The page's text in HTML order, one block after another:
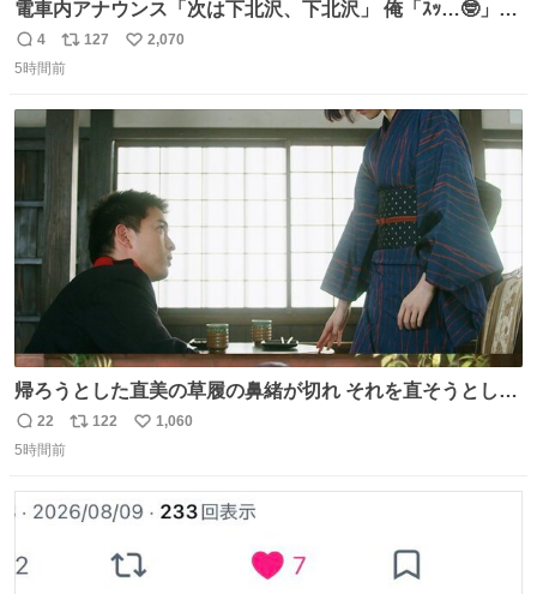
電車内アナウンス「次は下北沢、下北沢」 俺「ｽｯ…🤓」
(立ち上がる) 周りの乗客「(やっぱりな……)」
返
信
4
リ
ポ
ト
数
127
い
数
2,070
5時間前
帰ろうとした直美の草履の鼻緒が切れ それを直そうとした
小川がさらに壊し…… 結果、直美をおんぶして送ることに
なりました。 👇鼻緒はいつも恋のキューピッド？
薫る 上坂樹里 甲斐翔真
返
信
22
リ
ト
122
い
数
1,060
5時間前